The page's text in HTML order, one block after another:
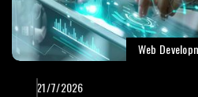
Web
21/7/2026